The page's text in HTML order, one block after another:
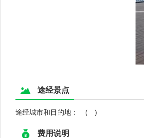
途经景点
途经城市和目的地： ( )
费用说明